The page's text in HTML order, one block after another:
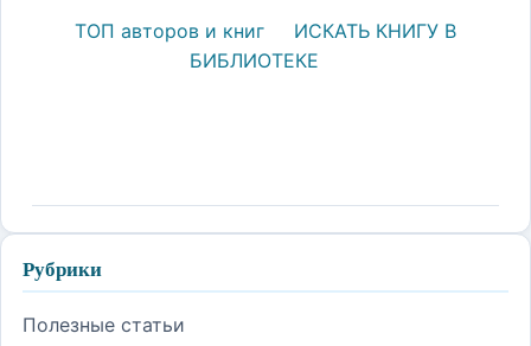
ТОП авторов и книг
ИСКАТЬ КНИГУ В
БИБЛИОТЕКЕ
Рубрики
Полезные статьи